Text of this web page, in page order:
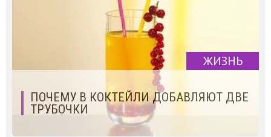
ЖИЗНЬ
ПОЧЕМУ В КОКТЕЙЛИ ДОБАВЛЯЮТ ДВЕ
ТРУБОЧКИ